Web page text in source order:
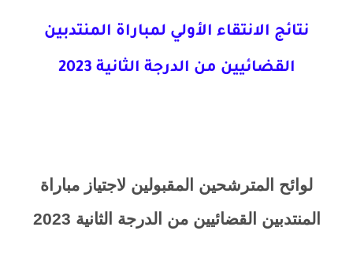
نتائج الانتقاء الأولي لمباراة المنتدبين
القضائيين من الدرجة الثانية 2023
لوائح المترشحين المقبولين لاجتياز مباراة
المنتدبين القضائيين من الدرجة الثانية 2023